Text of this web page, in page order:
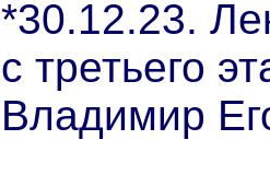
*30.12.23.
с третьего
Владимир